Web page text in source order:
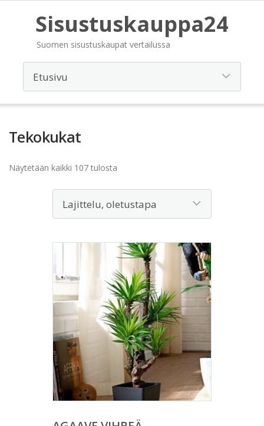
Sisustuskauppa24
Suomen sisustuskaupat vertailussa
Tekokukat
Näytetään kaikki 107 tulosta